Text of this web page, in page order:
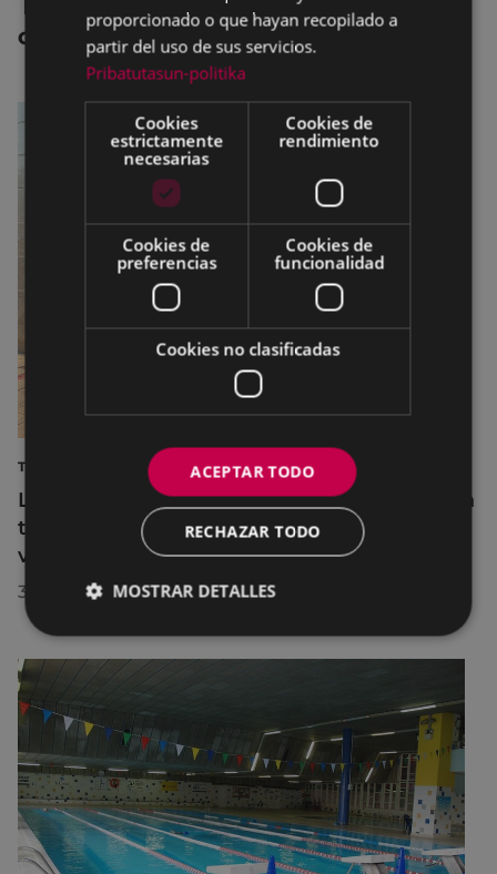
OTRAS NOTICIAS
TURISMO
La diputada Azahara Domínguez destaca la
transformación turística de Eibar en su
visita a la localidad
30/07/2026
proporcionado o que hayan recopilado a
partir del uso de sus servicios.
Pribatutasun-politika
Cookies
estrictamente
necesarias
Cookies de
rendimiento
Cookies de
preferencias
Cookies de
funcionalidad
Cookies no clasificadas
ACEPTAR TODO
RECHAZAR TODO
MOSTRAR DETALLES